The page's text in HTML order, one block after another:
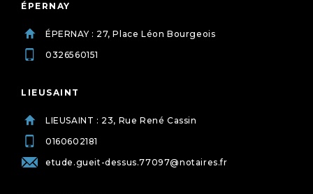
ÉPERNAY
ÉPERNAY : 27, Place Léon Bourgeois
0326560151
LIEUSAINT
LIEUSAINT : 23, Rue René Cassin
0160602181
etude.gueit-dessus.77097@notaires.fr